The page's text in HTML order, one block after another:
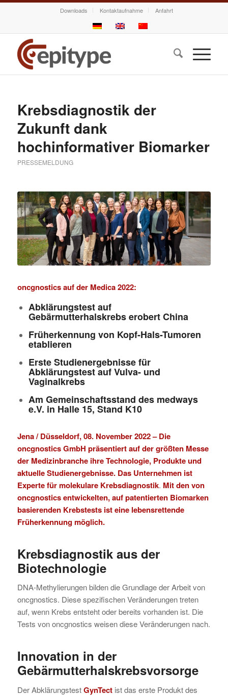
Downloads Kontaktaufnahme Anfahrt
Krebsdiagnostik der
Zukunft dank
hochinformativer Biomarker
PRESSEMELDUNG
oncgnostics auf der Medica 2022:
Abklärungstest auf
Gebärmutterhalskrebs erobert China
Früherkennung von Kopf-Hals-Tumoren
etablieren
Erste Studienergebnisse für
Abklärungstest auf Vulva- und
Vaginalkrebs
Am Gemeinschaftsstand des medways
e.V. in Halle 15, Stand K10
Jena / Düsseldorf, 08. November 2022 – Die
oncgnostics GmbH präsentiert auf der größten Messe
der Medizinbranche ihre Technologie, Produkte und
aktuelle Studienergebnisse. Das Unternehmen ist
Experte für molekulare Krebsdiagnostik. Mit den von
oncgnostics entwickelten, auf patentierten Biomarken
basierenden Krebstests ist eine lebensrettende
Früherkennung möglich.
Krebsdiagnostik aus der
Biotechnologie
DNA-Methylierungen bilden die Grundlage der Arbeit von
oncgnostics. Diese spezifischen Veränderungen treten
auf, wenn Krebs entsteht oder bereits vorhanden ist. Die
Tests von oncgnostics weisen diese Veränderungen nach.
Innovation in der
Gebärmutterhalskrebsvorsorge
Der AbklärungstestGynTectist das erste Produkt des